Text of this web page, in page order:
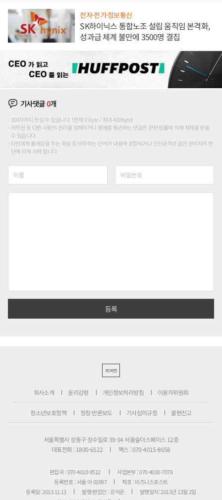
전자·전기·정보통신
SK하이닉스 통합노조 설립 움직임 본격화,
성과급 체계 불만에 3500명 결집
기사댓글0개
200자까지 쓰실 수 있습니다. (현재 0 byte / 최대 400byte)
저작권 등 다른 사람의 권리를 침해하거나 명예를 훼손하는 댓글은 관련 법률에 의해 제재를 받을
수 있습니다.
타인에게 불쾌감을 주는 욕설 등 비하하는 단어가 내용에 포함되거나 인신공격성 글은 관리자의 판
단에 의해 삭제 합니다.
PC버전
회사소개 윤리강령 개인정보처리방침 이용자위원회
청소년보호정책 정정·반론보도 기사심의규정 불편신고
서울특별시 성동구 성수일로 39-34 서울숲더스페이스 12층
대표전화 : 1800-6522
팩스 : 070-4015-8658
편집국 : 070-4010-8512
사업본부 : 070-4010-7078
등록번호 : 서울 아 02897
제호 : 비즈니스포스트
등록일: 2013.11.13
발행·편집인 : 강석운
발행일자: 2013년 12월 2일